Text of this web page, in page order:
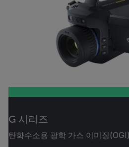
G 시리즈
탄화수소용 광학 가스 이미징